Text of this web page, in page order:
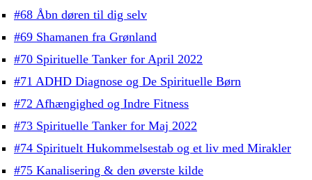
#68 Åbn døren til dig selv
#69 Shamanen fra Grønland
#70 Spirituelle Tanker for April 2022
#71 ADHD Diagnose og De Spirituelle Børn
#72 Afhængighed og Indre Fitness
#73 Spirituelle Tanker for Maj 2022
#74 Spirituelt Hukommelsestab og et liv med Mirakler
#75 Kanalisering & den øverste kilde